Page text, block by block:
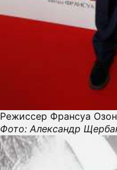
Режиссер Франсуа
Фото: Александр